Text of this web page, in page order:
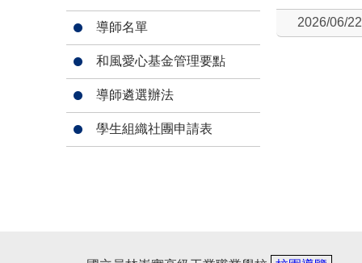
導師名單
和風愛心基金管理要點
導師遴選辦法
學生組織社團申請表
2026/06/22